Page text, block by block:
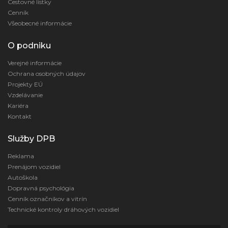
Cestovné lístky
Cenník
Všeobecné informácie
O podniku
Verejné informácie
Ochrana osobných údajov
Projekty EÚ
Vzdelávanie
Kariéra
Kontakt
Služby DPB
Reklama
Prenájom vozidiel
Autoškola
Dopravná psychológia
Cenník označníkov a vitrín
Technické kontroly dráhových vozidiel